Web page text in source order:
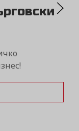
го получете
включени в